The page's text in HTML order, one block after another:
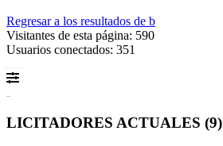
Regresar a los resultados de b
Visitantes de esta página: 590
Usuarios conectados: 351
LICITADORES ACTUALES (9)